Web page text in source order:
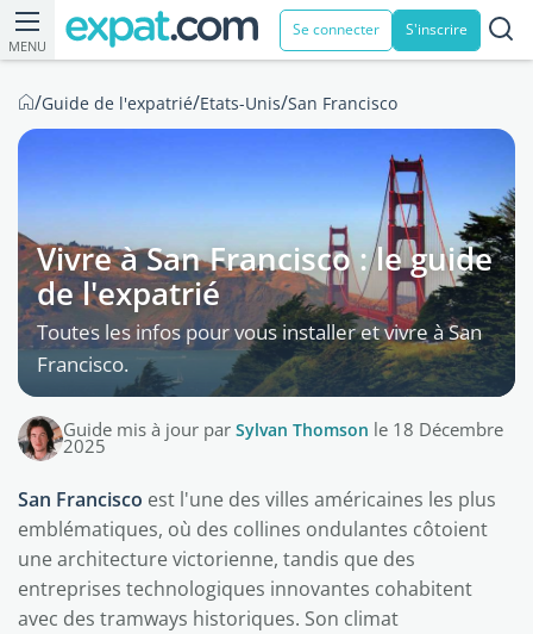
MENU
Se connecter S'inscrire
/Guide de l'expatrié/Etats-Unis/San Francisco
Vivre à San Francisco : le guide
de l'expatrié
Toutes les infos pour vous installer et vivre à San
Francisco.
Guide mis à jour par Sylvan Thomson le 18 Décembre
2025
San Francisco est l'une des villes américaines les plus
emblématiques, où des collines ondulantes côtoient
une architecture victorienne, tandis que des
entreprises technologiques innovantes cohabitent
avec des tramways historiques. Son climat